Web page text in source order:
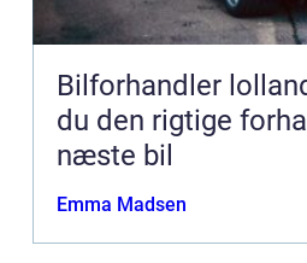
Bilforhandler lolland sådan
du den rigtige
næste bil
Emma Madsen